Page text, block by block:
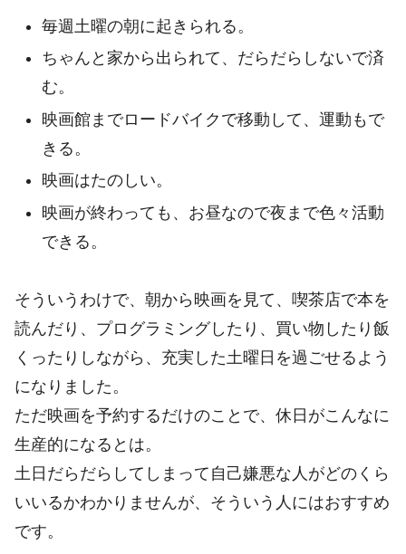
毎週土曜の朝に起きられる。
ちゃんと家から出られて、だらだらしないで済
む。
映画館までロードバイクで移動して、運動もで
きる。
映画はたのしい。
映画が終わっても、お昼なので夜まで色々活動
できる。
そういうわけで、朝から映画を見て、喫茶店で本を
読んだり、プログラミングしたり、買い物したり飯
くったりしながら、充実した土曜日を過ごせるよう
になりました。
ただ映画を予約するだけのことで、休日がこんなに
生産的になるとは。
土日だらだらしてしまって自己嫌悪な人がどのくら
いいるかわかりませんが、そういう人にはおすすめ
です。